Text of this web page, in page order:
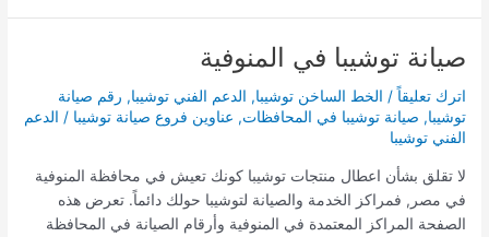
صيانة توشيبا في المنوفية
اترك تعليقاً / الخط الساخن توشيبا, الدعم الفني توشيبا, رقم صيانة
توشيبا, صيانة توشيبا في المحافظات, عناوين فروع صيانة توشيبا / الدعم
الفني توشيبا
لا تقلق بشأن اعطال منتجات توشيبا كونك تعيش في محافظة المنوفية
في مصر, فمراكز الخدمة والصيانة لتوشيبا حولك دائماً. تعرض هذه
الصفحة المراكز المعتمدة في المنوفية وأرقام الصيانة في المحافظة
صيانة
توشيبا
في
المنوفية